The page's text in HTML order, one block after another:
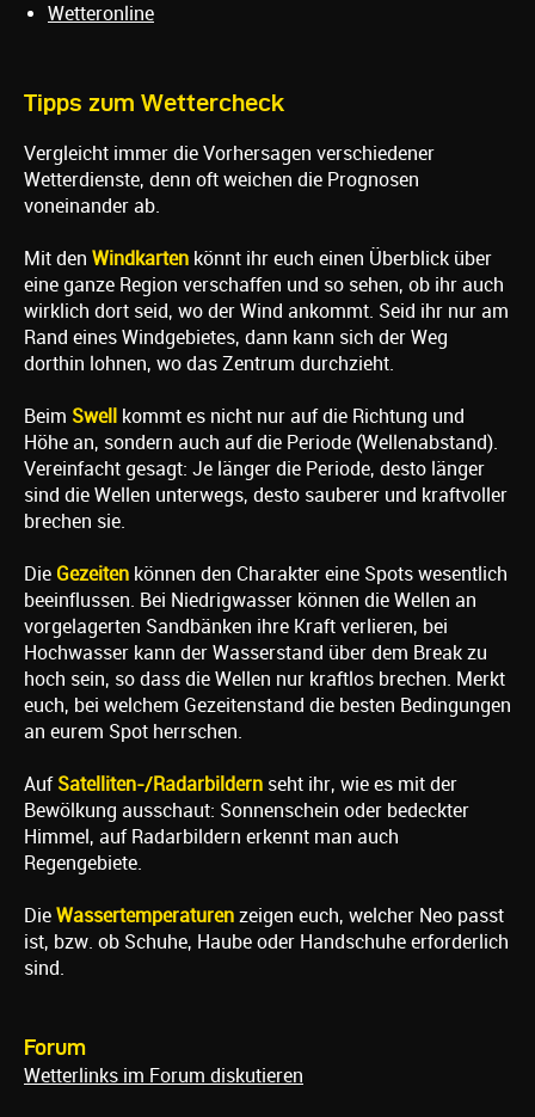
Wetteronline
Tipps zum Wettercheck
Vergleicht immer die Vorhersagen verschiedener
Wetterdienste, denn oft weichen die Prognosen
voneinander ab.
Mit den Windkarten könnt ihr euch einen Überblick über
eine ganze Region verschaffen und so sehen, ob ihr auch
wirklich dort seid, wo der Wind ankommt. Seid ihr nur am
Rand eines Windgebietes, dann kann sich der Weg
dorthin lohnen, wo das Zentrum durchzieht.
Beim Swell kommt es nicht nur auf die Richtung und
Höhe an, sondern auch auf die Periode (Wellenabstand).
Vereinfacht gesagt: Je länger die Periode, desto länger
sind die Wellen unterwegs, desto sauberer und kraftvoller
brechen sie.
Die Gezeiten können den Charakter eine Spots wesentlich
beeinflussen. Bei Niedrigwasser können die Wellen an
vorgelagerten Sandbänken ihre Kraft verlieren, bei
Hochwasser kann der Wasserstand über dem Break zu
hoch sein, so dass die Wellen nur kraftlos brechen. Merkt
euch, bei welchem Gezeitenstand die besten Bedingungen
an eurem Spot herrschen.
Auf Satelliten-/Radarbildern seht ihr, wie es mit der
Bewölkung ausschaut: Sonnenschein oder bedeckter
Himmel, auf Radarbildern erkennt man auch
Regengebiete.
Die Wassertemperaturen zeigen euch, welcher Neo passt
ist, bzw. ob Schuhe, Haube oder Handschuhe erforderlich
sind.
Forum
Wetterlinks im Forum diskutieren